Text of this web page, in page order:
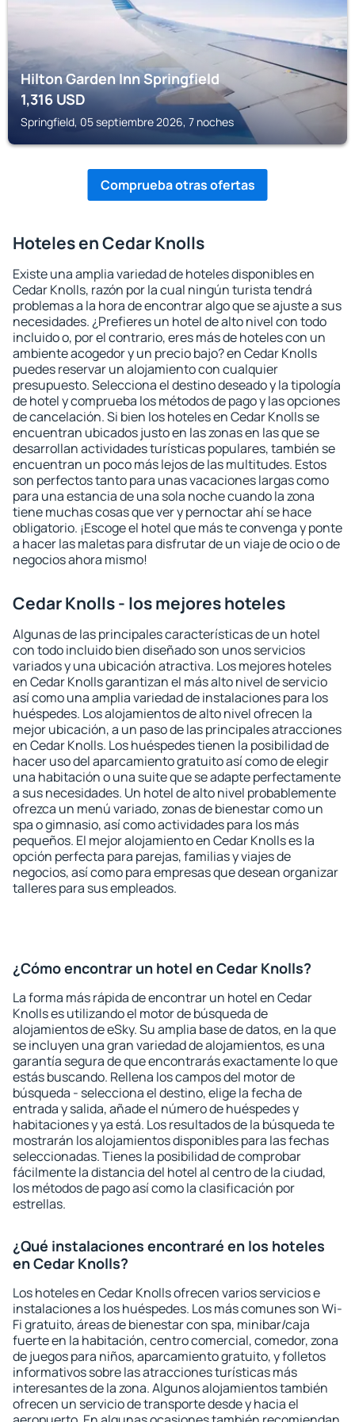
Hilton Garden Inn Springfield
1,316USD
Springfield, 05 septiembre 2026, 7 noches
Comprueba otras ofertas
Hoteles en Cedar Knolls
Existe una amplia variedad de hoteles disponibles en
Cedar Knolls, razón por la cual ningún turista tendrá
problemas a la hora de encontrar algo que se ajuste a sus
necesidades. ¿Prefieres un hotel de alto nivel con todo
incluido o, por el contrario, eres más de hoteles con un
ambiente acogedor y un precio bajo? en Cedar Knolls
puedes reservar un alojamiento con cualquier
presupuesto. Selecciona el destino deseado y la tipología
de hotel y comprueba los métodos de pago y las opciones
de cancelación. Si bien los hoteles en Cedar Knolls se
encuentran ubicados justo en las zonas en las que se
desarrollan actividades turísticas populares, también se
encuentran un poco más lejos de las multitudes. Estos
son perfectos tanto para unas vacaciones largas como
para una estancia de una sola noche cuando la zona
tiene muchas cosas que ver y pernoctar ahí se hace
obligatorio. ¡Escoge el hotel que más te convenga y ponte
a hacer las maletas para disfrutar de un viaje de ocio o de
negocios ahora mismo!
Cedar Knolls - los mejores hoteles
Algunas de las principales características de un hotel
con todo incluido bien diseñado son unos servicios
variados y una ubicación atractiva. Los mejores hoteles
en Cedar Knolls garantizan el más alto nivel de servicio
así como una amplia variedad de instalaciones para los
huéspedes. Los alojamientos de alto nivel ofrecen la
mejor ubicación, a un paso de las principales atracciones
en Cedar Knolls. Los huéspedes tienen la posibilidad de
hacer uso del aparcamiento gratuito así como de elegir
una habitación o una suite que se adapte perfectamente
a sus necesidades. Un hotel de alto nivel probablemente
ofrezca un menú variado, zonas de bienestar como un
spa o gimnasio, así como actividades para los más
pequeños. El mejor alojamiento en Cedar Knolls es la
opción perfecta para parejas, familias y viajes de
negocios, así como para empresas que desean organizar
talleres para sus empleados.
¿Cómo encontrar un hotel en Cedar Knolls?
La forma más rápida de encontrar un hotel en Cedar
Knolls es utilizando el motor de búsqueda de
alojamientos de eSky. Su amplia base de datos, en la que
se incluyen una gran variedad de alojamientos, es una
garantía segura de que encontrarás exactamente lo que
estás buscando. Rellena los campos del motor de
búsqueda - selecciona el destino, elige la fecha de
entrada y salida, añade el número de huéspedes y
habitaciones y ya está. Los resultados de la búsqueda te
mostrarán los alojamientos disponibles para las fechas
seleccionadas. Tienes la posibilidad de comprobar
fácilmente la distancia del hotel al centro de la ciudad,
los métodos de pago así como la clasificación por
estrellas.
¿Qué instalaciones encontraré en los hoteles
en Cedar Knolls?
Los hoteles en Cedar Knolls ofrecen varios servicios e
instalaciones a los huéspedes. Los más comunes son Wi-
Fi gratuito, áreas de bienestar con spa, minibar/caja
fuerte en la habitación, centro comercial, comedor, zona
de juegos para niños, aparcamiento gratuito, y folletos
informativos sobre las atracciones turísticas más
interesantes de la zona. Algunos alojamientos también
ofrecen un servicio de transporte desde y hacia el